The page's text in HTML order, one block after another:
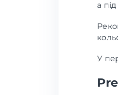
а
У